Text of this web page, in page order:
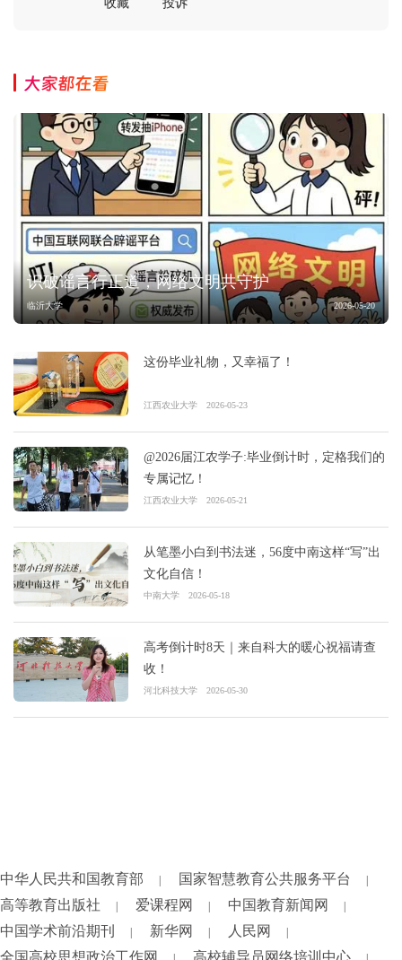
收藏 投诉
大家都在看
识破谣言行正道，网络文明共守护
临沂大学 2026-05-20
这份毕业礼物，又幸福了！
江西农业大学 2026-05-23
@2026届江农学子:毕业倒计时，定格我们的
专属记忆！
江西农业大学 2026-05-21
从笔墨小白到书法迷，56度中南这样“写”出
文化自信！
中南大学 2026-05-18
高考倒计时8天｜来自科大的暖心祝福请查
收！
河北科技大学 2026-05-30
中华人民共和国教育部 国家智慧教育公共服务平台
高等教育出版社 爱课程网 中国教育新闻网
中国学术前沿期刊 新华网 人民网